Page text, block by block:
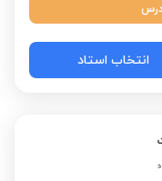
انتخاب استاد